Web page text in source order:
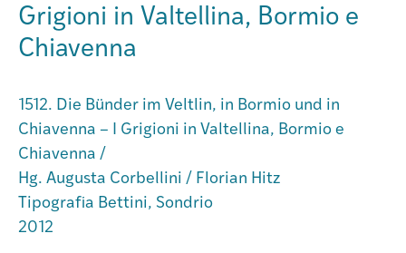
Publicaziuns
Agenda
Grigioni in Valtellina, Bormio e
Chiavenna
1512. Die Bünder im Veltlin, in Bormio und in
Chiavenna – I Grigioni in Valtellina, Bormio e
Chiavenna /
Hg. Augusta Corbellini / Florian Hitz
Tipografia Bettini, Sondrio
2012